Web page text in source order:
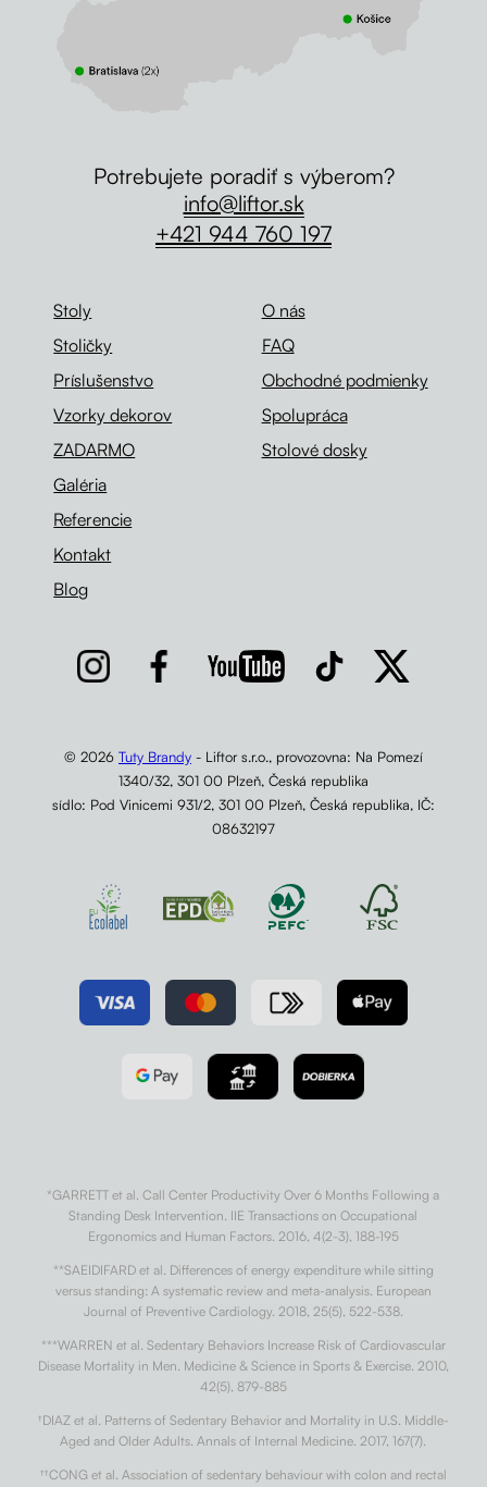
Stoly
Stoličky
Príslušenstvo
Vzorky dekorov
ZADARMO
Galéria
Referencie
Kontakt
Blog
O nás
FAQ
Obchodné podmienky
Spolupráca
Stolové dosky
Potrebujete poradiť s výberom?
info@liftor.sk
+421 944 760 197
© 2026 Tuty Brandy- Liftor s.r.o., provozovna: Na Pomezí
1340/32, 301 00 Plzeň, Česká republika
sídlo: Pod Vinicemi 931/2, 301 00 Plzeň, Česká republika, IČ:
08632197
*GARRETT et al. Call Center Productivity Over 6 Months Following a
Standing Desk Intervention. IIE Transactions on Occupational
Ergonomics and Human Factors. 2016, 4(2-3), 188-195
**SAEIDIFARD et al. Differences of energy expenditure while sitting
versus standing: A systematic review and meta-analysis. European
Journal of Preventive Cardiology. 2018, 25(5), 522-538.
***WARREN et al. Sedentary Behaviors Increase Risk of Cardiovascular
Disease Mortality in Men. Medicine & Science in Sports & Exercise. 2010,
42(5), 879-885
†DIAZ et al. Patterns of Sedentary Behavior and Mortality in U.S. Middle-
Aged and Older Adults. Annals of Internal Medicine. 2017, 167(7).
††CONG et al. Association of sedentary behaviour with colon and rectal